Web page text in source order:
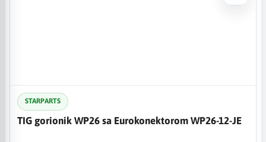
STARPARTS
TIG gorionik WP26 sa Eurokonektorom WP26-12-JE